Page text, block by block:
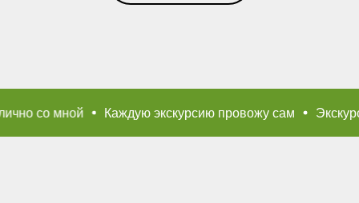
Каждую экскурсию провожу сам Экскурсии провожу я